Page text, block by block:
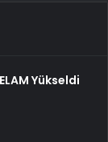
Yükseldi